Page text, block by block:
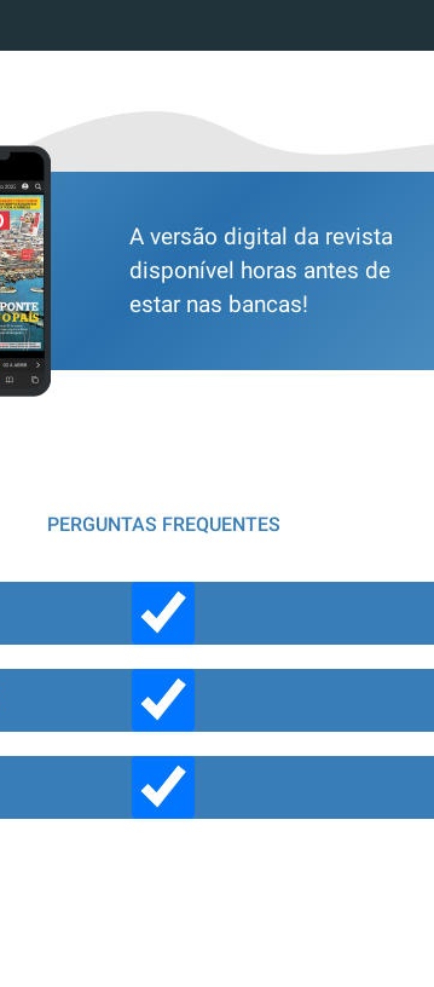
A versão digital da revista
disponível horas antes de
estar nas bancas!
PERGUNTAS FREQUENTES